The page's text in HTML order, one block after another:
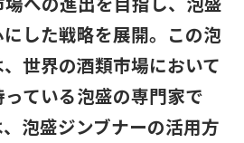
した戦略を展開。この泡
世界の酒類市場において
ている泡盛の専門家で
泡盛ジンブナーの活用方